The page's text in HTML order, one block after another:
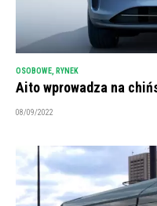
OSOBOWE, RYNEK
Aito wprowadza na
08/09/2022